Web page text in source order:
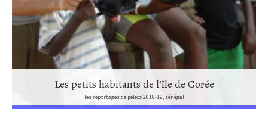
Les petits habitants de l’île de Gorée
les reportages de pelico 2018-19, sénégal